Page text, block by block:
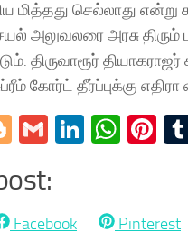
செல்லாது என்று
அலுவலரை அரசு
திருவாரூர்
கோர்ட் தீர்ப்புக்கு
Blogger
GmailLinkedIn
Share
Facebook
Share
Pinterest